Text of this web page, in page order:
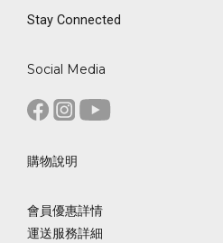
Stay Connected
Social Media
購物說明
會員優惠詳情
運送服務詳細